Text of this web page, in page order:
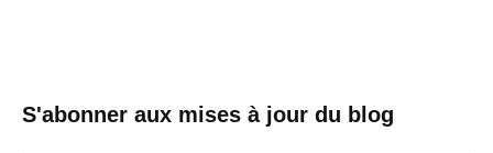
S'abonner aux mises à jour du blog